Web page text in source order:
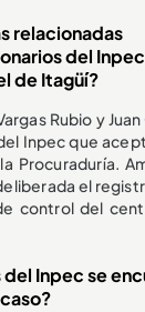
relacionadas
del
de Itagüí?
Rubio y
Inpec que
Procuraduría.
el
control del
Inpec se